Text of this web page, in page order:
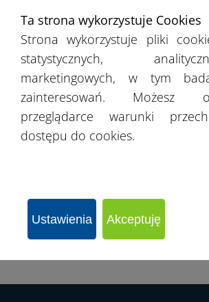
Śląskie
Świętokrzyskie
Warmińsko-mazurskie
Łódzkie
Ta strona wykorzystuje Cookies
Strona wykorzystuje pliki
statystycznych,
marketingowych, w tym
zainteresowań. Możesz
przeglądarce warunki
dostępu do cookies.
Ustawienia Akceptuję